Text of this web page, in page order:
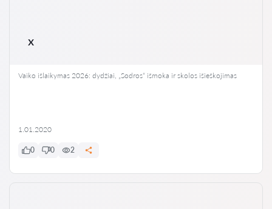
x
Vaiko išlaikymas 2026: dydžiai, „Sodros“ išmoka ir skolos išieškojimas
1.01.2020
0 0 2